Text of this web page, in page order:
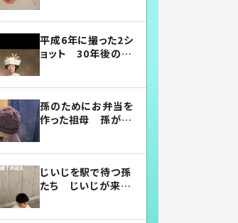
平成6年に撮った2シ
ョット 30年後の姿
孫のためにお弁当を
作った祖母 孫が絶
じいじを駅で待つ孫
たち じいじが来た